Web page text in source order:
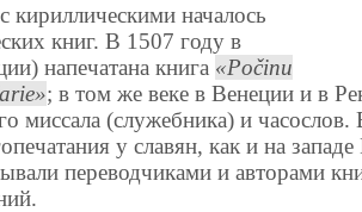
началось
книг. В 1507 году в
напечатана книга
Počinu
; в том же веке в Венеции и в
миссала (служебника) и часослов.
у славян, как и на
переводчиками и авторами